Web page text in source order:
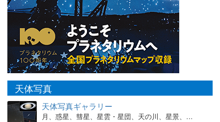
天体写真
天体写真ギャラリー
月、惑星、彗星、星雲・星団、天の川、星景、…